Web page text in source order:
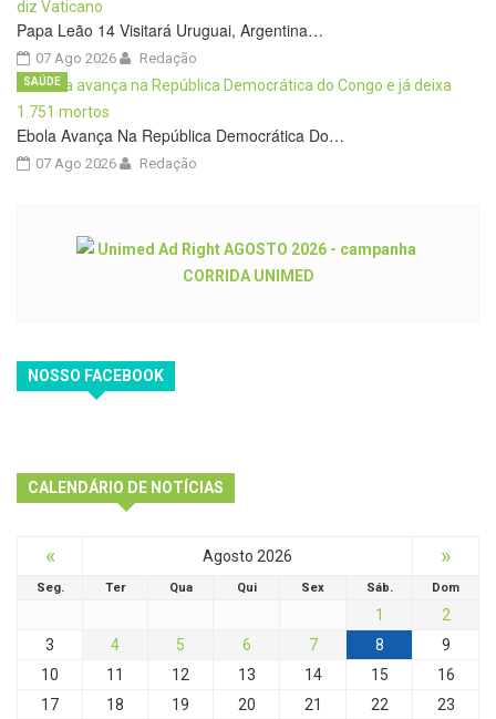
Papa Leão 14 Visitará Uruguai, Argentina…
07 Ago 2026 Redação
Ebola Avança Na República Democrática Do…
07 Ago 2026
SAÚDE
Redação
NOSSO FACEBOOK
CALENDÁRIO DE NOTÍCIAS
« Agosto 2026 »
Seg. Ter Qua Qui Sex Sáb. Dom
1
2
3
4 5 6 7 8
9
10
11 12 13 14 15
16
17
18 19 20 21 22
23